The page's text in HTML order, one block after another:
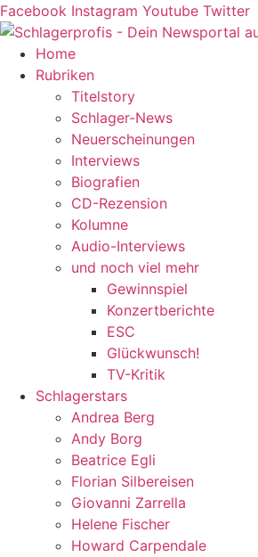
Zum
Inhalt
springen
Facebook Instagram Youtube Twitter
Home
Rubriken
Titelstory
Schlager-News
Neuerscheinungen
Interviews
Biografien
CD-Rezension
Kolumne
Audio-Interviews
und noch viel mehr
Gewinnspiel
Konzertberichte
ESC
Glückwunsch!
TV-Kritik
Schlagerstars
Andrea Berg
Andy Borg
Beatrice Egli
Florian Silbereisen
Giovanni Zarrella
Helene Fischer
Howard Carpendale